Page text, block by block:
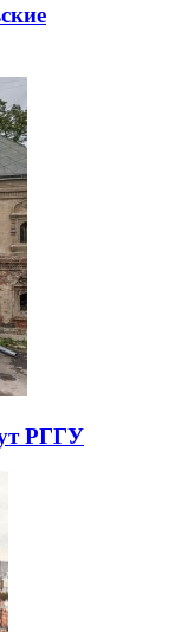
РГГУ